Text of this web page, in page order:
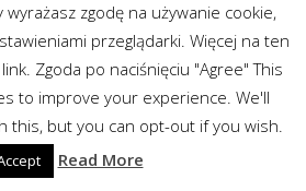
zgodę na używanie cookie,
przeglądarki. Więcej na ten
Zgoda po naciśnięciu "Agree" This
to improve your experience. We'll
this, but you can opt-out if you wish.
Read More